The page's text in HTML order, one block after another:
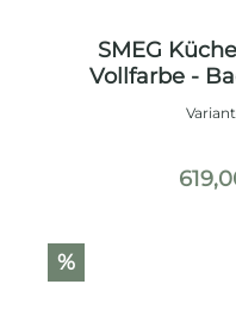
SMEG
Vollfarbe -
%